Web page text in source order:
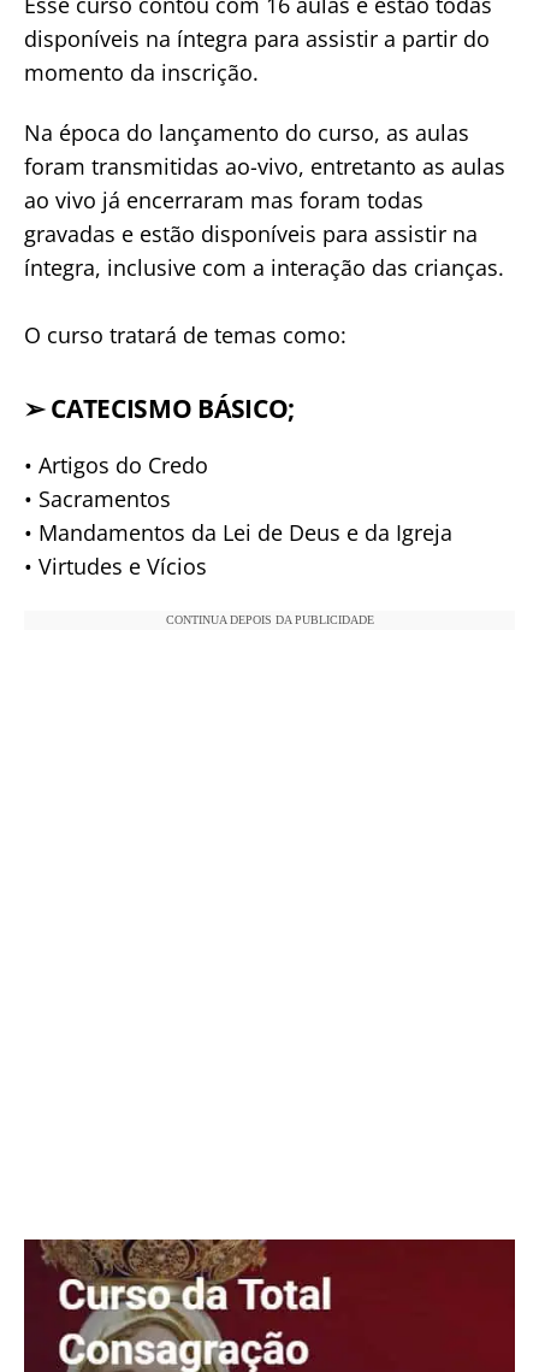
disponíveis na íntegra para assistir a partir do
momento da inscrição.
Na época do lançamento do curso, as aulas
foram transmitidas ao-vivo, entretanto as aulas
ao vivo já encerraram mas foram todas
gravadas e estão disponíveis para assistir na
íntegra, inclusive com a interação das crianças.
O curso tratará de temas como:
➢CATECISMO BÁSICO;
• Artigos do Credo
• Sacramentos
• Mandamentos da Lei de Deus e da Igreja
• Virtudes e Vícios
CONTINUA DEPOIS DA PUBLICIDADE